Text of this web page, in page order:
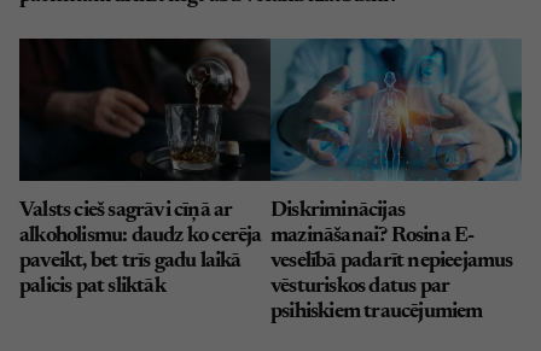
Valsts cieš sagrāvi cīņā ar
alkoholismu: daudz ko cerēja
paveikt, bet trīs gadu laikā
palicis pat sliktāk
Diskriminācijas
mazināšanai? Rosina E-
veselībā padarīt nepieejamus
vēsturiskos datus par
psihiskiem traucējumiem